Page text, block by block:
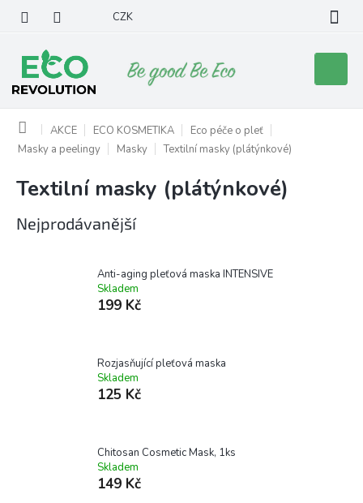
obsah
CZK
košík
Domů AKCE ECO KOSMETIKA
Eco péče o pleť
Masky a peelingy
Masky Textilní masky (plátýnkové)
Textilní masky (plátýnkové)
Nejprodávanější
Anti-aging pleťová maska INTENSIVE
Skladem
199 Kč
Rozjasňující pleťová maska
Skladem
125 Kč
Chitosan Cosmetic Mask, 1ks
Skladem
149 Kč